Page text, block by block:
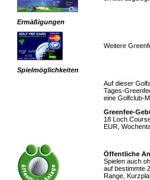
Ermäßigungen
Weitere
Spielmöglichkeiten
Auf dieser
Tages-
eine Golfclub-
Greenfee-
18 Loch
EUR,
Öffentliche
Spielen auch
auf bestimmte
Range,